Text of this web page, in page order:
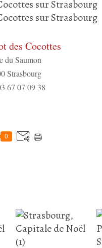
des Cocottes
du Saumon
Strasbourg
67 07 09 38
0